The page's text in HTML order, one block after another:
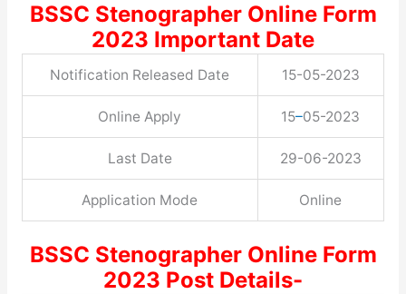
BSSC Stenographer Online Form
2023 Important Date
Notification Released Date 15-05-2023
Online Apply 15–05-2023
Last Date 29-06-2023
Application Mode Online
BSSC Stenographer Online Form
2023 Post Details-